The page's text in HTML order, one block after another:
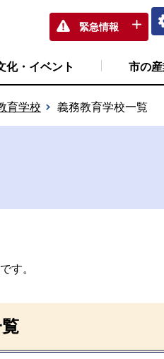
緊急情報
化・イベント 市の
育学校 義務教育学校一覧
す。